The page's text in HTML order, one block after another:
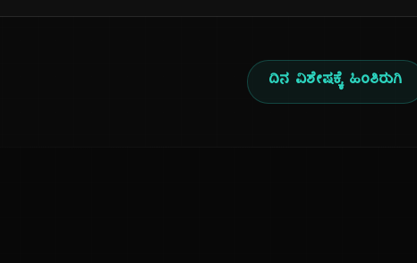
ದಿನ ವಿಶೇಷಕ್ಕೆ ಹಿಂತಿರುಗಿ